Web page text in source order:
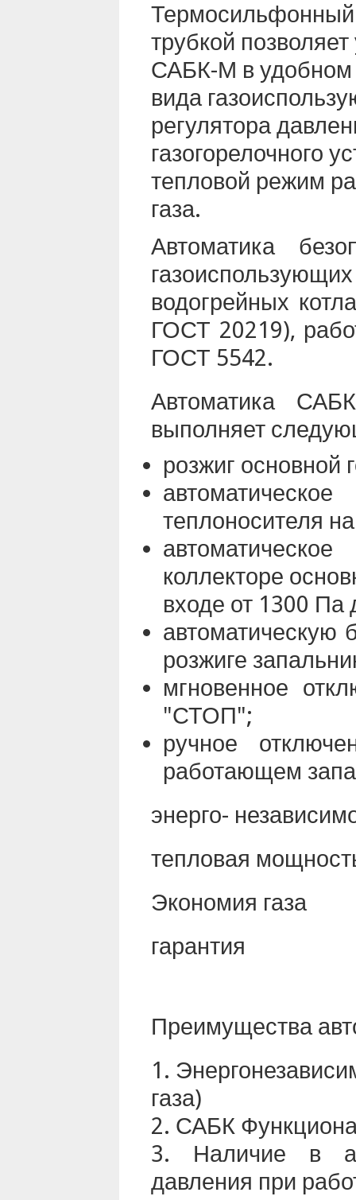
Термосильфонный
трубкой
САБК-М в удобном
вида
регулятора
газогорелочного
тепловой режим
газа.
Автоматика
водогрейных
ГОСТ 20219),
ГОСТ 5542.
Автоматика
выполняет
розжиг основной
теплоносителя
коллекторе
входе от 1300 Па
автоматическую
розжиге
мгновенное
"СТОП";
ручное
работающем
энерго-
тепловая
Экономия газа
гарантия
Преимущества
газа)
САБК
Наличие в
давления при